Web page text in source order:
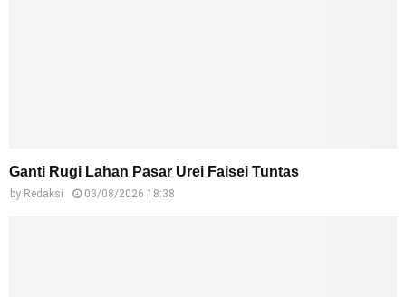
Ganti Rugi Lahan Pasar Urei Faisei Tuntas
by Redaksi 03/08/2026 18:38